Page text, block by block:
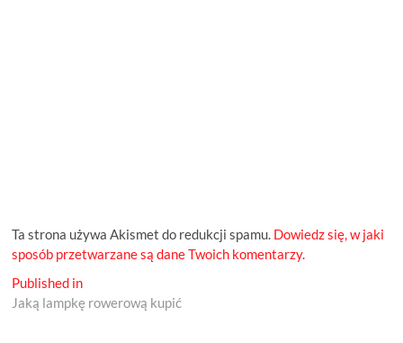
Ta strona używa Akismet do redukcji spamu. Dowiedz się, w jaki
sposób przetwarzane są dane Twoich komentarzy.
Nawigacja
wpisu
Published in
Jaką lampkę rowerową kupić